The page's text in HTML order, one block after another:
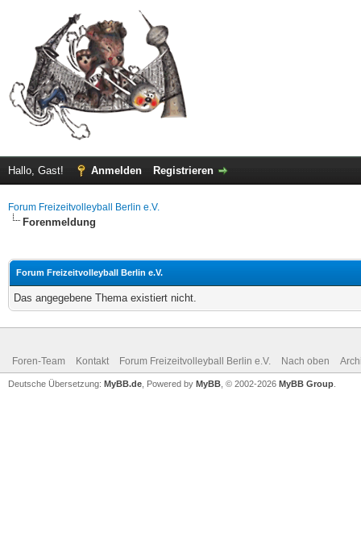
Hallo, Gast! Anmelden Registrieren
Forum Freizeitvolleyball Berlin e.V.
Forenmeldung
Forum Freizeitvolleyball Berlin e.V.
Das angegebene Thema existiert nicht.
Foren-Team Kontakt Forum Freizeitvolleyball Berlin e.V. Nach oben
Deutsche Übersetzung: MyBB.de , Powered by MyBB , © 2002-2026 MyBB Group